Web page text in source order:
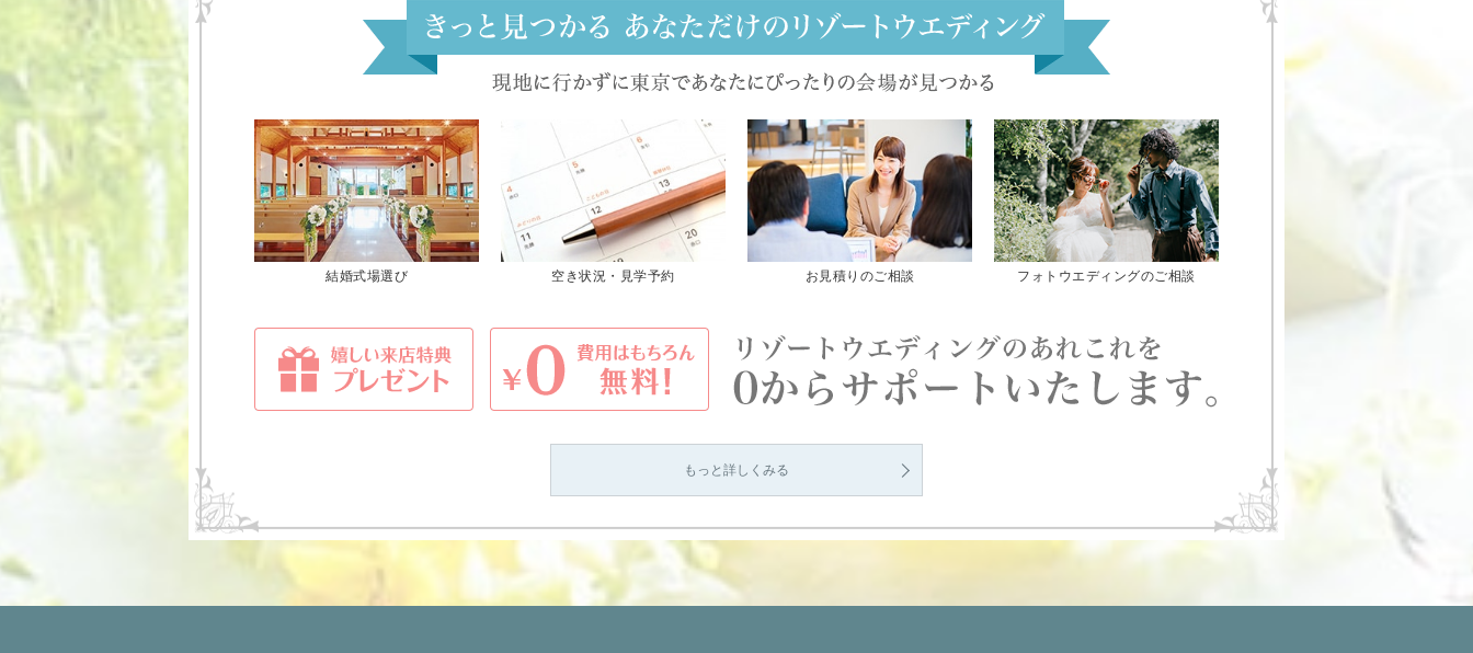
結婚式場選び 空き状況・見学予約 お見積りのご相談 フォトウエディングのご相談
もっと詳しくみる